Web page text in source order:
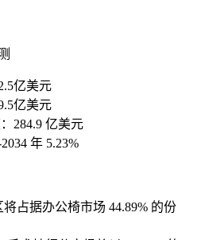
亿美元
亿美元
284.9 亿美元
年 5.23%
占据办公椅市场 44.89% 的份